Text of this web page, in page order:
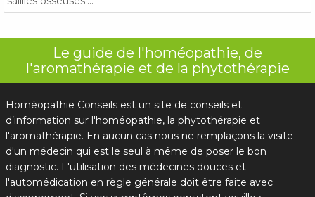
Le guide de l'homéopathie, de
l'aromathérapie et de la phytothérapie
Homéopathie Conseils est un site de conseils et
d’information sur l'homéopathie, la phytothérapie et
l'aromathérapie. En aucun cas nous ne remplaçons la visite
d'un médecin qui est le seul à même de poser le bon
diagnostic. L'utilisation des médecines douces et
l'automédication en règle générale doit être faite avec